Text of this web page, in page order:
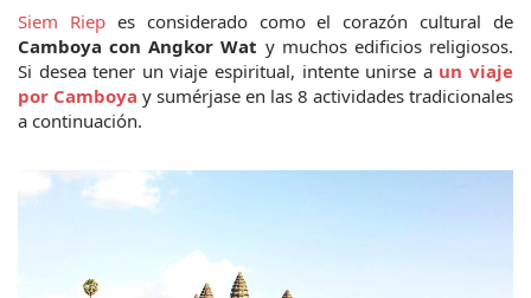
Siem Riep
Camboya con Angkor Wat y muchos edificios religiosos.
Si desea tener un viaje espiritual, intente unirse a un viaje
por Camboya y sumérjase en las 8 actividades tradicionales
a continuación.